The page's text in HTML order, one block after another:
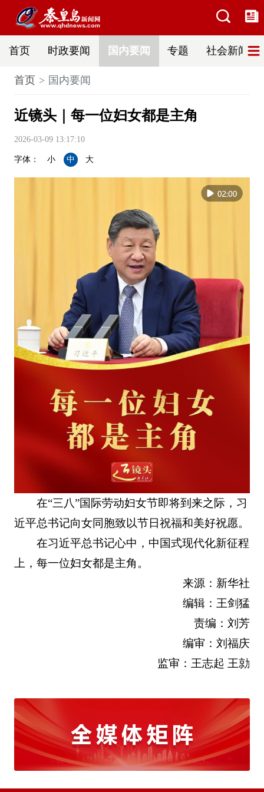
首页 时政要闻 国内要闻 专题 社会新闻
首页 国内要闻
近镜头｜每一位妇女都是主角
2026-03-09 13:17:10
字体： 小 中 大
在“三八”国际劳动妇女节即将到来之际，习
近平总书记向女同胞致以节日祝福和美好祝愿。
在习近平总书记心中，中国式现代化新征程
上，每一位妇女都是主角。
来源：新华社
编辑：王剑猛
责编：刘芳
编审：刘福庆
监审：王志起 王勍